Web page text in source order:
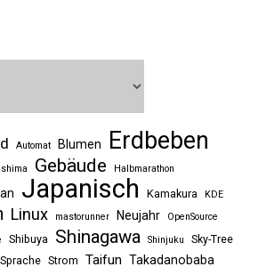
Automat Blumen Erdbeben
Gebäude Halbmarathon
Japanisch Kamakura KDE
Linux mastorunner Neujahr
OpenSource
Shibuya Shinagawa Shinjuku Sky-Tree
Sprache Strom Taifun Takadanobaba